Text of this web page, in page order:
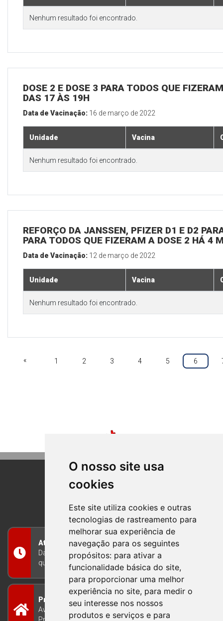
O nosso site usa
cookies
Este site utiliza cookies e outras
tecnologias de rastreamento para
melhorar sua experiência de
navegação para os seguintes
propósitos: para ativar a
funcionalidade básica do site,
para proporcionar uma melhor
experiência no site, para medir o
seu interesse nos nossos
produtos e serviços e para
Nenhum resultado foi encontrado.
DOSE 2 E DOSE 3 PARA TODOS QUE
DAS 17 ÀS 19H
Data de Vacinação: 16 de março de 2022
Unidade Vacina
Nenhum resultado foi encontrado.
REFORÇO DA JANSSEN, PFIZER D1 E D2
PARA TODOS QUE FIZERAM A DOSE 2 HÁ 4
Data de Vacinação: 12 de março de 2022
Unidade Vacina
Nenhum resultado foi encontrado.
« 1 2 3 4 5 6
BOM PRINCIPIO
RIO GRANDE DO SUL
Atendimento
Das 8h às 12h e das 13h às 17h30, de segunda a
quinta-feira, e nas sextas-feiras das 7h às 13h
Prefeitura Municipal
Avenida Guilherme Winter 65 - Centro Bom